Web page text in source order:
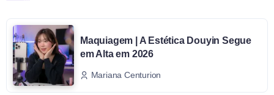
Maquiagem | A Estética Douyin Segue
em Alta em 2026
Mariana Centurion